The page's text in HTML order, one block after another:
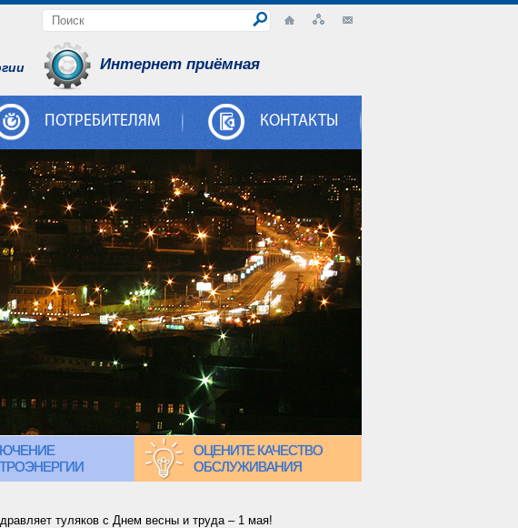
Интернет приёмная
ПОТРЕБИТЕЛЯМ КОНТАКТЫ
ОЦЕНИТЕ КАЧЕСТВО
ОБСЛУЖИВАНИЯ
туляков с Днем весны и труда – 1 мая!